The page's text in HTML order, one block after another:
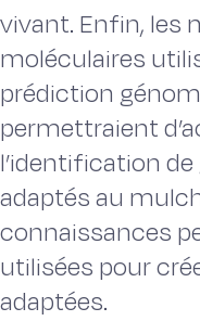
vivant. Enfin, les
moléculaires
prédiction
permettraient
l’identification
adaptés au
connaissances
utilisées pour
adaptées.